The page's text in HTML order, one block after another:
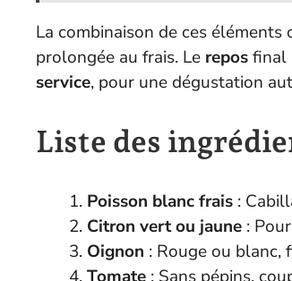
La combinaison de ces éléments
prolongée au frais. Le reposfinal
service, pour une dégustation
Liste des
Poisson blanc frais :
Citron vert ou jaune :
Oignon : Rouge ou blanc,